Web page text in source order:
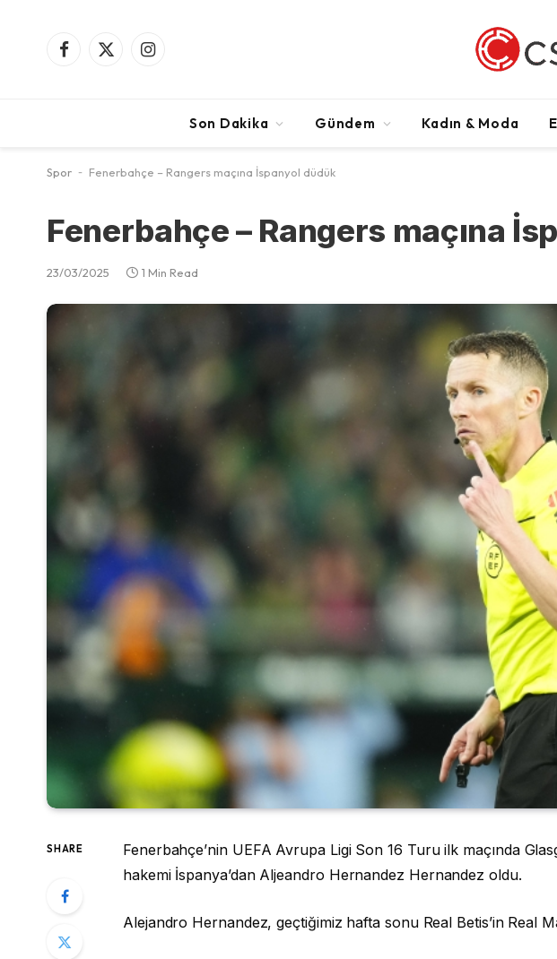
Facebook
X
Instagram
Son Dakika Gündem Kadın & Moda
Spor - Fenerbahçe – Rangers maçına İspanyol düdük
Fenerbahçe – Rangers maçına
23/03/2025 1 Min Read
SHARE
Fenerbahçe’nin UEFA Avrupa Ligi Son 16 Turu ilk maçında
hakemi İspanya’dan Aljeandro Hernandez Hernandez oldu.
Alejandro Hernandez, geçtiğimiz hafta sonu Real Betis’in Real